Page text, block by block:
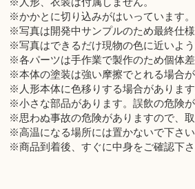
※かかとに切り込みがはいっています。
※写真は開発中サンプルのため最終仕
※写真はできるだけ現物の色に近いよ
※各パーツは手作業で製作のため個体
※本体の塗装は強い摩擦でとれる場合
※人形本体に色移りする場合があります
※小さな部品があります。誤飲の危険
※思わぬ事故の危険がありますので、
※高温になる場所には置かないで下さ
※商品到着後、すぐに中身をご確認下さ